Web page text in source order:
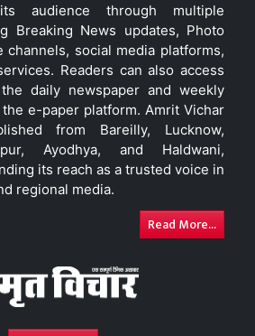
audience through multiple
Breaking News updates, Photo
channels, social media platforms,
Readers can also access
daily newspaper and weekly
e-paper platform. Amrit Vichar
from Bareilly, Lucknow,
Ayodhya, and Haldwani,
its reach as a trusted voice in
regional media.
Read More...